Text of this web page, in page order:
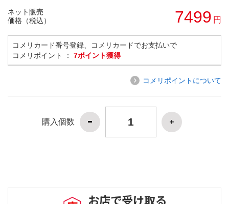
ネット販売
価格（税込）
7499 円
コメリカード番号登録、コメリカードでお支払いで
コメリポイント ： 7ポイント獲得
コメリポイントについて
購入個数
お店で受け取る